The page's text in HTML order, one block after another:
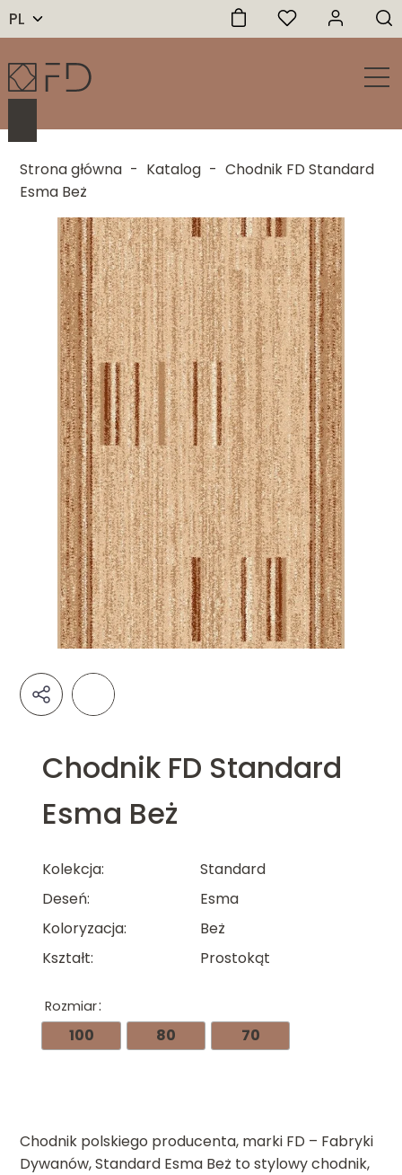
PL
Strona główna - Katalog - Chodnik FD Standard
Esma Beż
Chodnik FD Standard
Esma Beż
Kolekcja
Standard
Deseń
Esma
Koloryzacja
Beż
Kształt
Prostokąt
Rozmiar
100 80 70
Chodnik polskiego producenta, marki FD – Fabryki
Dywanów, Standard Esma Beż to stylowy chodnik,